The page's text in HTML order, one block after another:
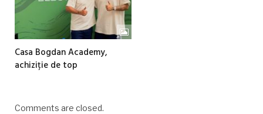
Casa Bogdan Academy,
achiziție de top
Comments are closed.